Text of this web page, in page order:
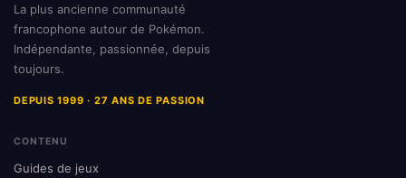
La plus ancienne communauté
francophone autour de Pokémon.
Indépendante, passionnée, depuis
toujours.
DEPUIS 1999 · 27 ANS DE PASSION
CONTENU
Guides de jeux